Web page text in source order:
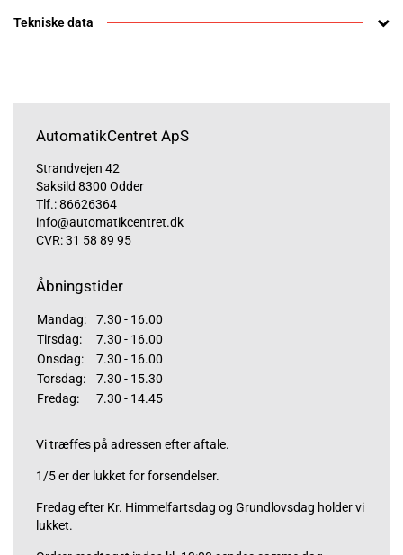
Tekniske data
AutomatikCentret ApS
Strandvejen 42
Saksild 8300 Odder
Tlf.:86626364
info@automatikcentret.dk
CVR: 31 58 89 95
Åbningstider
Mandag:
7.30 - 16.00
Tirsdag:
7.30 - 16.00
Onsdag:
7.30 - 16.00
Torsdag:
7.30 - 15.30
Fredag:
7.30 - 14.45
Vi træffes på adressen efter aftale.
1/5 er der lukket for forsendelser.
Fredag efter Kr. Himmelfartsdag og Grundlovsdag holder vi
lukket.